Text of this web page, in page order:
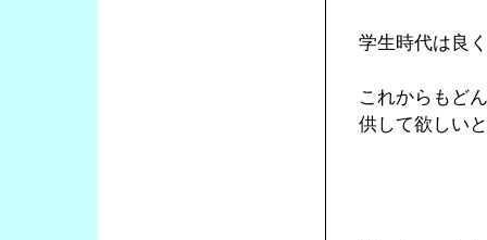
学生時代は良
これからもど
供して欲しい